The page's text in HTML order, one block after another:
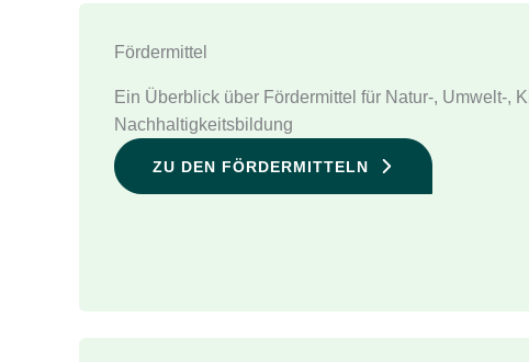
Fördermittel
Ein Überblick über Fördermittel für Natur-, Umwelt-,
Nachhaltigkeitsbildung
ZU DEN FÖRDERMITTELN